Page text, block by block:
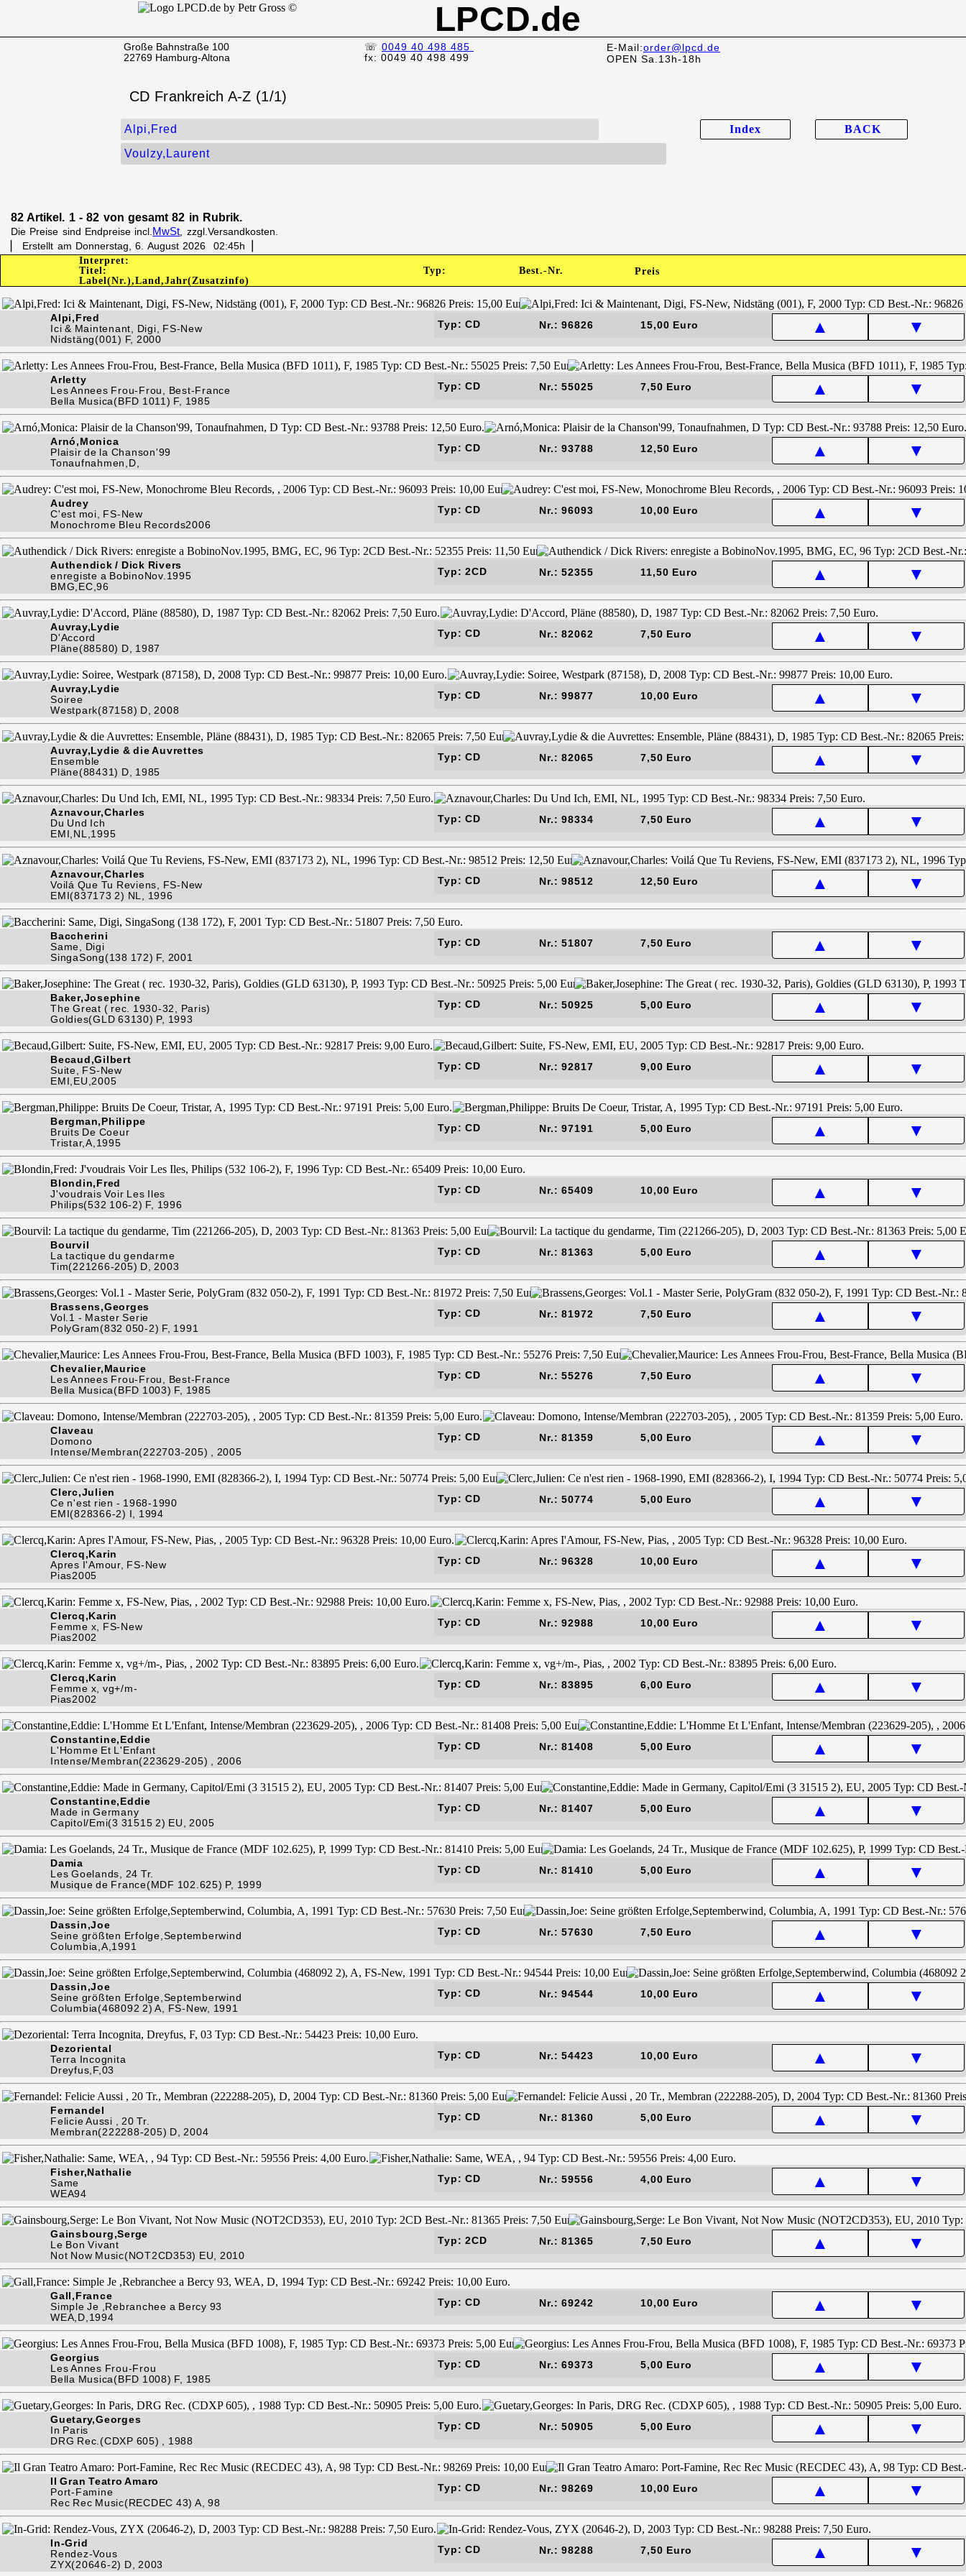
LPCD.de
Große Bahnstraße 100
22769 Hamburg-Altona
☏ 0049 40 498 485
fx: 0049 40 498 499
E-Mail:order@lpcd.de
OPEN Sa.13h-18h
Index BACK
CD Frankreich A-Z (1/1)
Alpi,Fred
Voulzy,Laurent
82 Artikel. 1 - 82 von gesamt 82 in Rubrik.
Die Preise sind Endpreise incl. MwSt , zzgl.Versandkosten.
▏ Erstellt am Donnerstag, 6. August 2026 02:45h▕
Interpret:
Titel:
Label(Nr.),Land,Jahr(Zusatzinfo)
Typ: Best.-Nr. Preis
Alpi,Fred
Ici & Maintenant, Digi, FS-New
Nidstäng(001) F, 2000
Typ: CD Nr.: 96826 15,00 Euro ▲ ▼
Arletty
Les Annees Frou-Frou, Best-France
Bella Musica(BFD 1011) F, 1985
Typ: CD Nr.: 55025 7,50 Euro ▲ ▼
Arnó,Monica
Plaisir de la Chanson'99
Tonaufnahmen,D,
Typ: CD Nr.: 93788 12,50 Euro ▲ ▼
Audrey
C'est moi, FS-New
Monochrome Bleu Records2006
Typ: CD Nr.: 96093 10,00 Euro ▲ ▼
Authendick / Dick Rivers
enregiste a BobinoNov.1995
BMG,EC,96
Typ: 2CD Nr.: 52355 11,50 Euro ▲ ▼
Auvray,Lydie
D'Accord
Pläne(88580) D, 1987
Typ: CD Nr.: 82062 7,50 Euro ▲ ▼
Auvray,Lydie
Soiree
Westpark(87158) D, 2008
Typ: CD Nr.: 99877 10,00 Euro ▲ ▼
Auvray,Lydie & die Auvrettes
Ensemble
Pläne(88431) D, 1985
Typ: CD Nr.: 82065 7,50 Euro ▲ ▼
Aznavour,Charles
Du Und Ich
EMI,NL,1995
Typ: CD Nr.: 98334 7,50 Euro ▲ ▼
Aznavour,Charles
Voilá Que Tu Reviens, FS-New
EMI(837173 2) NL, 1996
Typ: CD Nr.: 98512 12,50 Euro ▲ ▼
Baccherini
Same, Digi
SingaSong(138 172) F, 2001
Typ: CD Nr.: 51807 7,50 Euro ▲ ▼
Baker,Josephine
The Great ( rec. 1930-32, Paris)
Goldies(GLD 63130) P, 1993
Typ: CD Nr.: 50925 5,00 Euro ▲ ▼
Becaud,Gilbert
Suite, FS-New
EMI,EU,2005
Typ: CD Nr.: 92817 9,00 Euro ▲ ▼
Bergman,Philippe
Bruits De Coeur
Tristar,A,1995
Typ: CD Nr.: 97191 5,00 Euro ▲ ▼
Blondin,Fred
J'voudrais Voir Les Iles
Philips(532 106-2) F, 1996
Typ: CD Nr.: 65409 10,00 Euro ▲ ▼
Bourvil
La tactique du gendarme
Tim(221266-205) D, 2003
Typ: CD Nr.: 81363 5,00 Euro ▲ ▼
Brassens,Georges
Vol.1 - Master Serie
PolyGram(832 050-2) F, 1991
Typ: CD Nr.: 81972 7,50 Euro ▲ ▼
Chevalier,Maurice
Les Annees Frou-Frou, Best-France
Bella Musica(BFD 1003) F, 1985
Typ: CD Nr.: 55276 7,50 Euro ▲ ▼
Claveau
Domono
Intense/Membran(222703-205) , 2005
Typ: CD Nr.: 81359 5,00 Euro ▲ ▼
Clerc,Julien
Ce n'est rien - 1968-1990
EMI(828366-2) I, 1994
Typ: CD Nr.: 50774 5,00 Euro ▲ ▼
Clercq,Karin
Apres I'Amour, FS-New
Pias2005
Typ: CD Nr.: 96328 10,00 Euro ▲ ▼
Clercq,Karin
Femme x, FS-New
Pias2002
Typ: CD Nr.: 92988 10,00 Euro ▲ ▼
Clercq,Karin
Femme x, vg+/m-
Pias2002
Typ: CD Nr.: 83895 6,00 Euro ▲ ▼
Constantine,Eddie
L'Homme Et L'Enfant
Intense/Membran(223629-205) , 2006
Typ: CD Nr.: 81408 5,00 Euro ▲ ▼
Constantine,Eddie
Made in Germany
Capitol/Emi(3 31515 2) EU, 2005
Typ: CD Nr.: 81407 5,00 Euro ▲ ▼
Damia
Les Goelands, 24 Tr.
Musique de France(MDF 102.625) P, 1999
Typ: CD Nr.: 81410 5,00 Euro ▲ ▼
Dassin,Joe
Seine größten Erfolge,Septemberwind
Columbia,A,1991
Typ: CD Nr.: 57630 7,50 Euro ▲ ▼
Dassin,Joe
Seine größten Erfolge,Septemberwind
Columbia(468092 2) A, FS-New, 1991
Typ: CD Nr.: 94544 10,00 Euro ▲ ▼
Dezoriental
Terra Incognita
Dreyfus,F,03
Typ: CD Nr.: 54423 10,00 Euro ▲ ▼
Fernandel
Felicie Aussi , 20 Tr.
Membran(222288-205) D, 2004
Typ: CD Nr.: 81360 5,00 Euro ▲ ▼
Fisher,Nathalie
Same
WEA94
Typ: CD Nr.: 59556 4,00 Euro ▲ ▼
Gainsbourg,Serge
Le Bon Vivant
Not Now Music(NOT2CD353) EU, 2010
Typ: 2CD Nr.: 81365 7,50 Euro ▲ ▼
Gall,France
Simple Je ,Rebranchee a Bercy 93
WEA,D,1994
Typ: CD Nr.: 69242 10,00 Euro ▲ ▼
Georgius
Les Annes Frou-Frou
Bella Musica(BFD 1008) F, 1985
Typ: CD Nr.: 69373 5,00 Euro ▲ ▼
Guetary,Georges
In Paris
DRG Rec.(CDXP 605) , 1988
Typ: CD Nr.: 50905 5,00 Euro ▲ ▼
Il Gran Teatro Amaro
Port-Famine
Rec Rec Music(RECDEC 43) A, 98
Typ: CD Nr.: 98269 10,00 Euro ▲ ▼
In-Grid
Rendez-Vous
ZYX(20646-2) D, 2003
Typ: CD Nr.: 98288 7,50 Euro ▲ ▼